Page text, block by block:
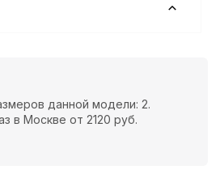
данной модели: 2.
в Москве от 2120 руб.